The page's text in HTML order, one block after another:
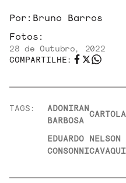
Por: Bruno Barros
Fotos:
28 de Outubro, 2022
COMPARTILHE:
TAGS:
ADONIRAN
BARBOSA
CARTOLA
EDUARDO
CONSONNI
NELSON